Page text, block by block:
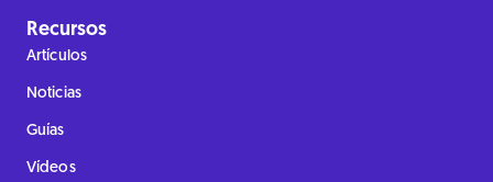
Recursos
Artículos
Noticias
Guías
Vídeos